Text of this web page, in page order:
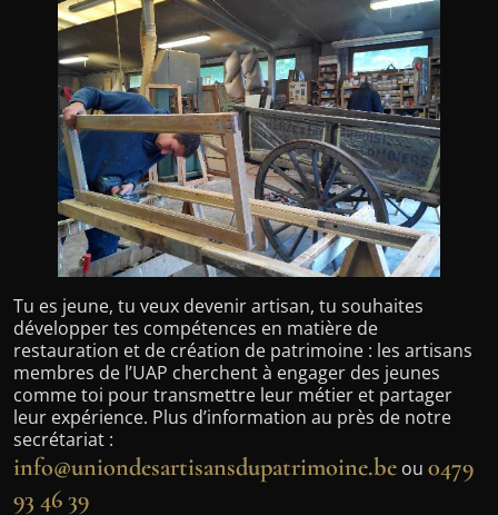
Tu es jeune, tu veux devenir artisan, tu souhaites
développer tes compétences en matière de
restauration et de création de patrimoine : les artisans
membres de l’UAP cherchent à engager des jeunes
comme toi pour transmettre leur métier et partager
leur expérience. Plus d’information au près de notre
secrétariat :
info@uniondesartisansdupatrimoine.be ou 0479
93 46 39